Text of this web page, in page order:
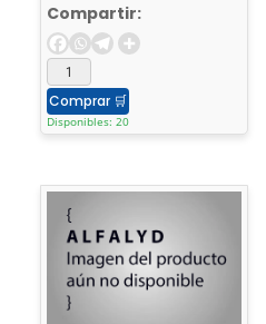
Compartir:
Comprar 🛒
Disponibles: 20